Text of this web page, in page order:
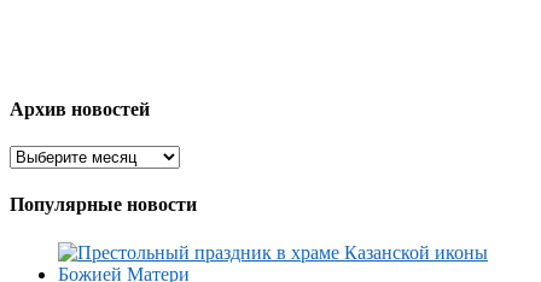
Архив новостей
Популярные новости